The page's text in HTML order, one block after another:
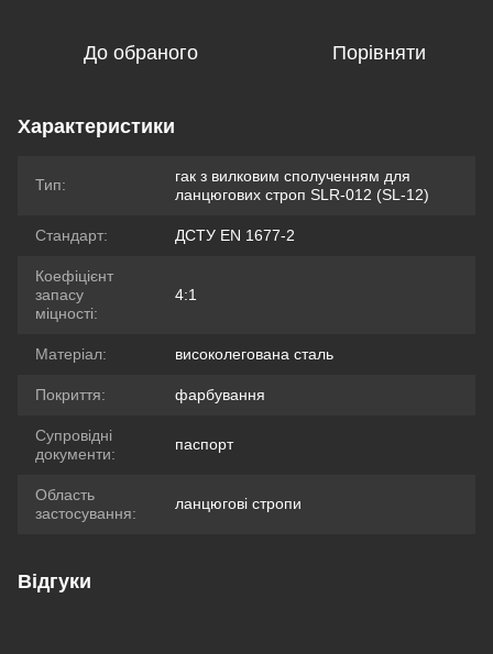
До обраного Порівняти
Характеристики
Тип:
гак з вилковим сполученням для
ланцюгових строп SLR-012 (SL-12)
Стандарт: ДСТУ EN 1677-2
Коефіцієнт
запасу
міцності:
4:1
Матеріал: високолегована сталь
Покриття: фарбування
Супровідні
документи:
паспорт
Область
застосування:
ланцюгові стропи
Відгуки